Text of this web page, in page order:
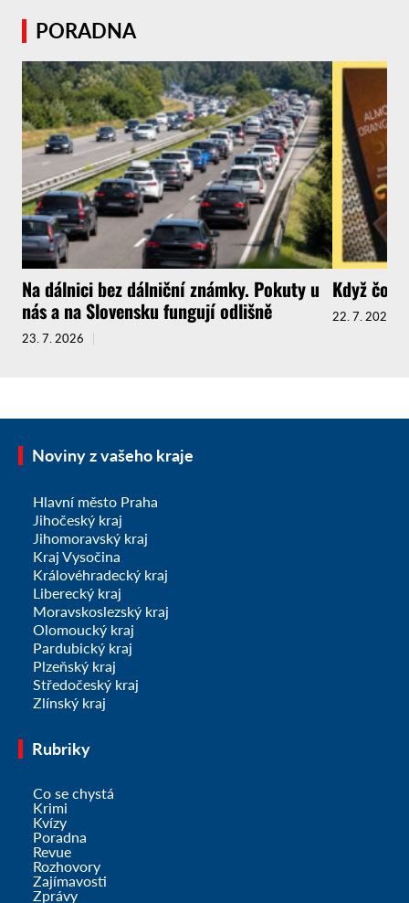
PORADNA
Na dálnici bez dálniční známky. Pokuty u
nás a na Slovensku fungují odlišně
23. 7. 2026
Když
22. 7. 2026
Noviny z vašeho kraje
Hlavní město Praha
Jihočeský kraj
Jihomoravský kraj
Kraj Vysočina
Královéhradecký kraj
Liberecký kraj
Moravskoslezský kraj
Olomoucký kraj
Pardubický kraj
Plzeňský kraj
Středočeský kraj
Zlínský kraj
Rubriky
Co se chystá
Krimi
Kvízy
Poradna
Revue
Rozhovory
Zajímavosti
Zprávy